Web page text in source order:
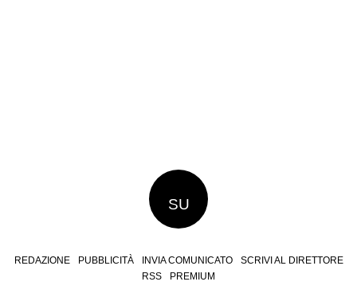
SU
REDAZIONE PUBBLICITÀ INVIA COMUNICATO
SCRIVI AL DIRETTORE
RSS
PREMIUM